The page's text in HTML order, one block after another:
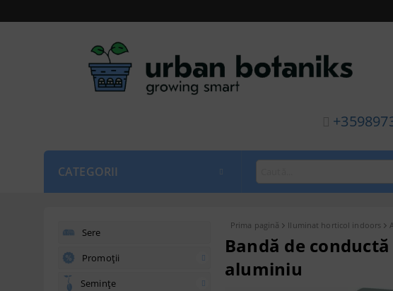
CATEGORII
Sere
Promoții
Semințe
Prima pagină Iluminat horticol indoors
Bandă de
aluminiu